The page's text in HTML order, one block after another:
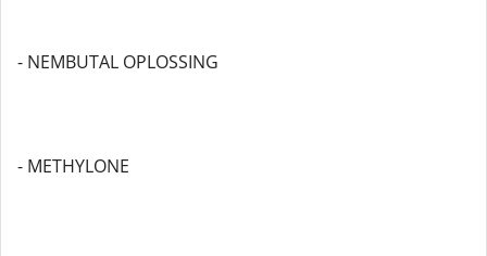
- NEMBUTAL OPLOSSING
- METHYLONE